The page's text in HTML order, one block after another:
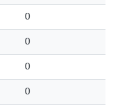
0
0
0
0